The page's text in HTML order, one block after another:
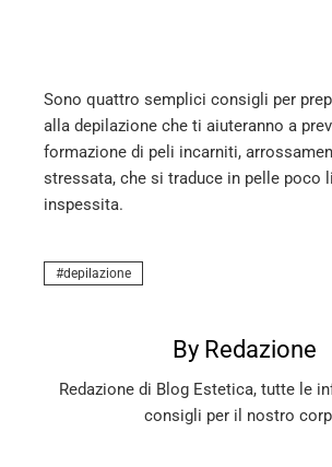
Sono quattro semplici consigli per
alla depilazione che ti aiuteranno a
formazione di peli incarniti,
stressata, che si traduce in pelle poco
inspessita.
depilazione
By Redazione
Redazione di Blog Estetica, tutte le
consigli per il nostro